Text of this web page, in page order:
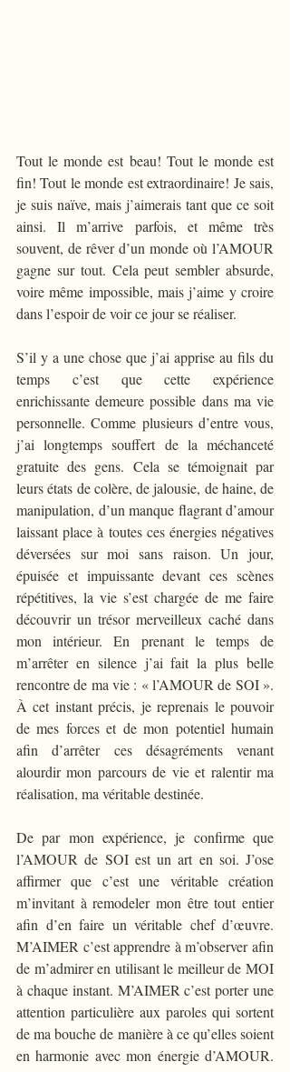
Tout le monde est beau! Tout le monde est
fin! Tout le monde est extraordinaire! Je sais,
je suis naïve, mais j’aimerais tant que ce soit
ainsi. Il m’arrive parfois, et même très
souvent, de rêver d’un monde où l’AMOUR
gagne sur tout. Cela peut sembler absurde,
voire même impossible, mais j’aime y croire
dans l’espoir de voir ce jour se réaliser.
S’il y a une chose que j’ai apprise au fils du
temps c’est que cette expérience
enrichissante demeure possible dans ma vie
personnelle. Comme plusieurs d’entre vous,
j’ai longtemps souffert de la méchanceté
gratuite des gens. Cela se témoignait par
leurs états de colère, de jalousie, de haine, de
manipulation, d’un manque flagrant d’amour
laissant place à toutes ces énergies négatives
déversées sur moi sans raison. Un jour,
épuisée et impuissante devant ces scènes
répétitives, la vie s’est chargée de me faire
découvrir un trésor merveilleux caché dans
mon intérieur. En prenant le temps de
m’arrêter en silence j’ai fait la plus belle
rencontre de ma vie : « l’AMOUR de SOI ».
À cet instant précis, je reprenais le pouvoir
de mes forces et de mon potentiel humain
afin d’arrêter ces désagréments venant
alourdir mon parcours de vie et ralentir ma
réalisation, ma véritable destinée.
De par mon expérience, je confirme que
l’AMOUR de SOI est un art en soi. J’ose
affirmer que c’est une véritable création
m’invitant à remodeler mon être tout entier
afin d’en faire un véritable chef d’œuvre.
M’AIMER c’est apprendre à m’observer afin
de m’admirer en utilisant le meilleur de MOI
à chaque instant. M’AIMER c’est porter une
attention particulière aux paroles qui sortent
de ma bouche de manière à ce qu’elles soient
en harmonie avec mon énergie d’AMOUR.